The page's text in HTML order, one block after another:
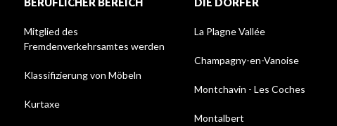
Mitglied des
Fremdenverkehrsamtes werden
Klassifizierung von Möbeln
Kurtaxe
La Plagne Vallée
Champagny-en-Vanoise
Montchavin - Les Coches
Montalbert